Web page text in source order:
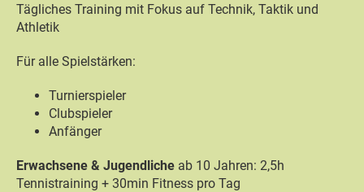
Tägliches Training mit Fokus auf Technik, Taktik und
Athletik
Für alle Spielstärken:
Turnierspieler
Clubspieler
Anfänger
Erwachsene & Jugendliche ab 10 Jahren: 2,5h
Tennistraining + 30min Fitness pro Tag